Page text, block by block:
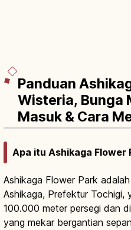
Panduan
Wisteria, Bunga
Masuk & Cara
Apa itu Ashikaga Flower
Ashikaga Flower Park
Ashikaga, Prefektur Tochigi,
100.000 meter persegi dan
yang mekar bergantian